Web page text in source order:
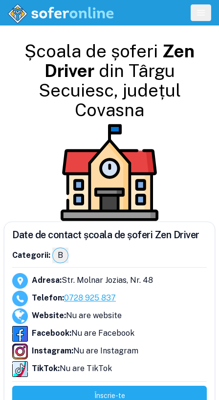
Școala de șoferi Zen
Driverdin Târgu
Secuiesc, județul
Covasna
Date de contact școala de șoferi Zen Driver
Categorii: B
Adresa:Str. Molnar Jozias, Nr. 48
Telefon:0728 925 837
Website:Nu are website
Facebook:Nu are Facebook
Instagram:Nu are Instagram
TikTok:Nu are TikTok
Înscrie-te